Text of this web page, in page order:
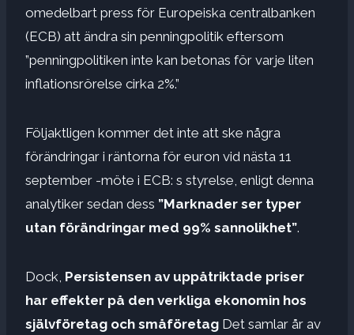
omedelbart press för Europeiska centralbanken
(ECB) att ändra sin penningpolitik eftersom
”penningpolitiken inte kan betonas för varje liten
inflationsrörelse cirka 2%.”
Följaktligen kommer det inte att ske några
förändringar i räntorna för euron vid nästa 11
september -möte i ECB: s styrelse, enligt denna
analytiker sedan dess ”Marknader ser typer
utan förändringar med 99% sannolikhet”.
Dock, Persistensen av uppåtriktade priser
har effekter på den verkliga ekonomin hos
självföretag och småföretag Det samlar år av